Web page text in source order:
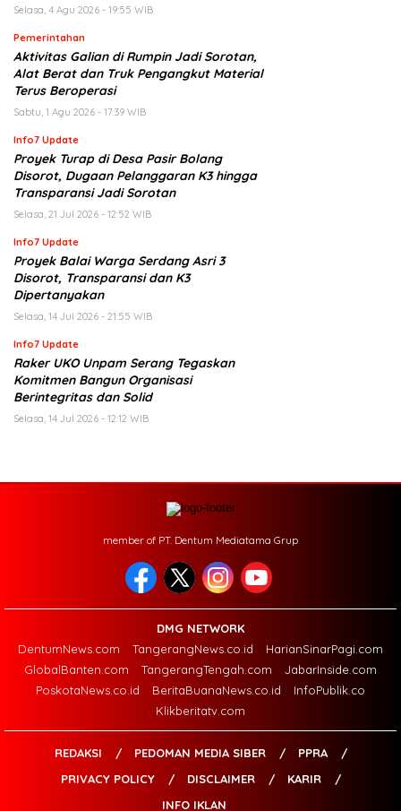
Selasa, 4 Agu 2026 - 19:55 WIB
Pemerintahan
Aktivitas Galian di Rumpin Jadi Sorotan,
Alat Berat dan Truk Pengangkut Material
Terus Beroperasi
Sabtu, 1 Agu 2026 - 17:39 WIB
Info7 Update
Proyek Turap di Desa Pasir Bolang
Disorot, Dugaan Pelanggaran K3 hingga
Transparansi Jadi Sorotan
Selasa, 21 Jul 2026 - 12:52 WIB
Info7 Update
Proyek Balai Warga Serdang Asri 3
Disorot, Transparansi dan K3
Dipertanyakan
Selasa, 14 Jul 2026 - 21:55 WIB
Info7 Update
Raker UKO Unpam Serang Tegaskan
Komitmen Bangun Organisasi
Berintegritas dan Solid
Selasa, 14 Jul 2026 - 12:12 WIB
member of PT. Dentum Mediatama Grup
DMG NETWORK
DentumNews.com
TangerangNews.co.id
HarianSinarPagi.com
GlobalBanten.com
TangerangTengah.com
JabarInside.com
PoskotaNews.co.id
BeritaBuanaNews.co.id
InfoPublik.co
Klikberitatv.com
REDAKSI PEDOMAN MEDIA SIBER
PPRA
PRIVACY POLICY
DISCLAIMER
KARIR
INFO IKLAN